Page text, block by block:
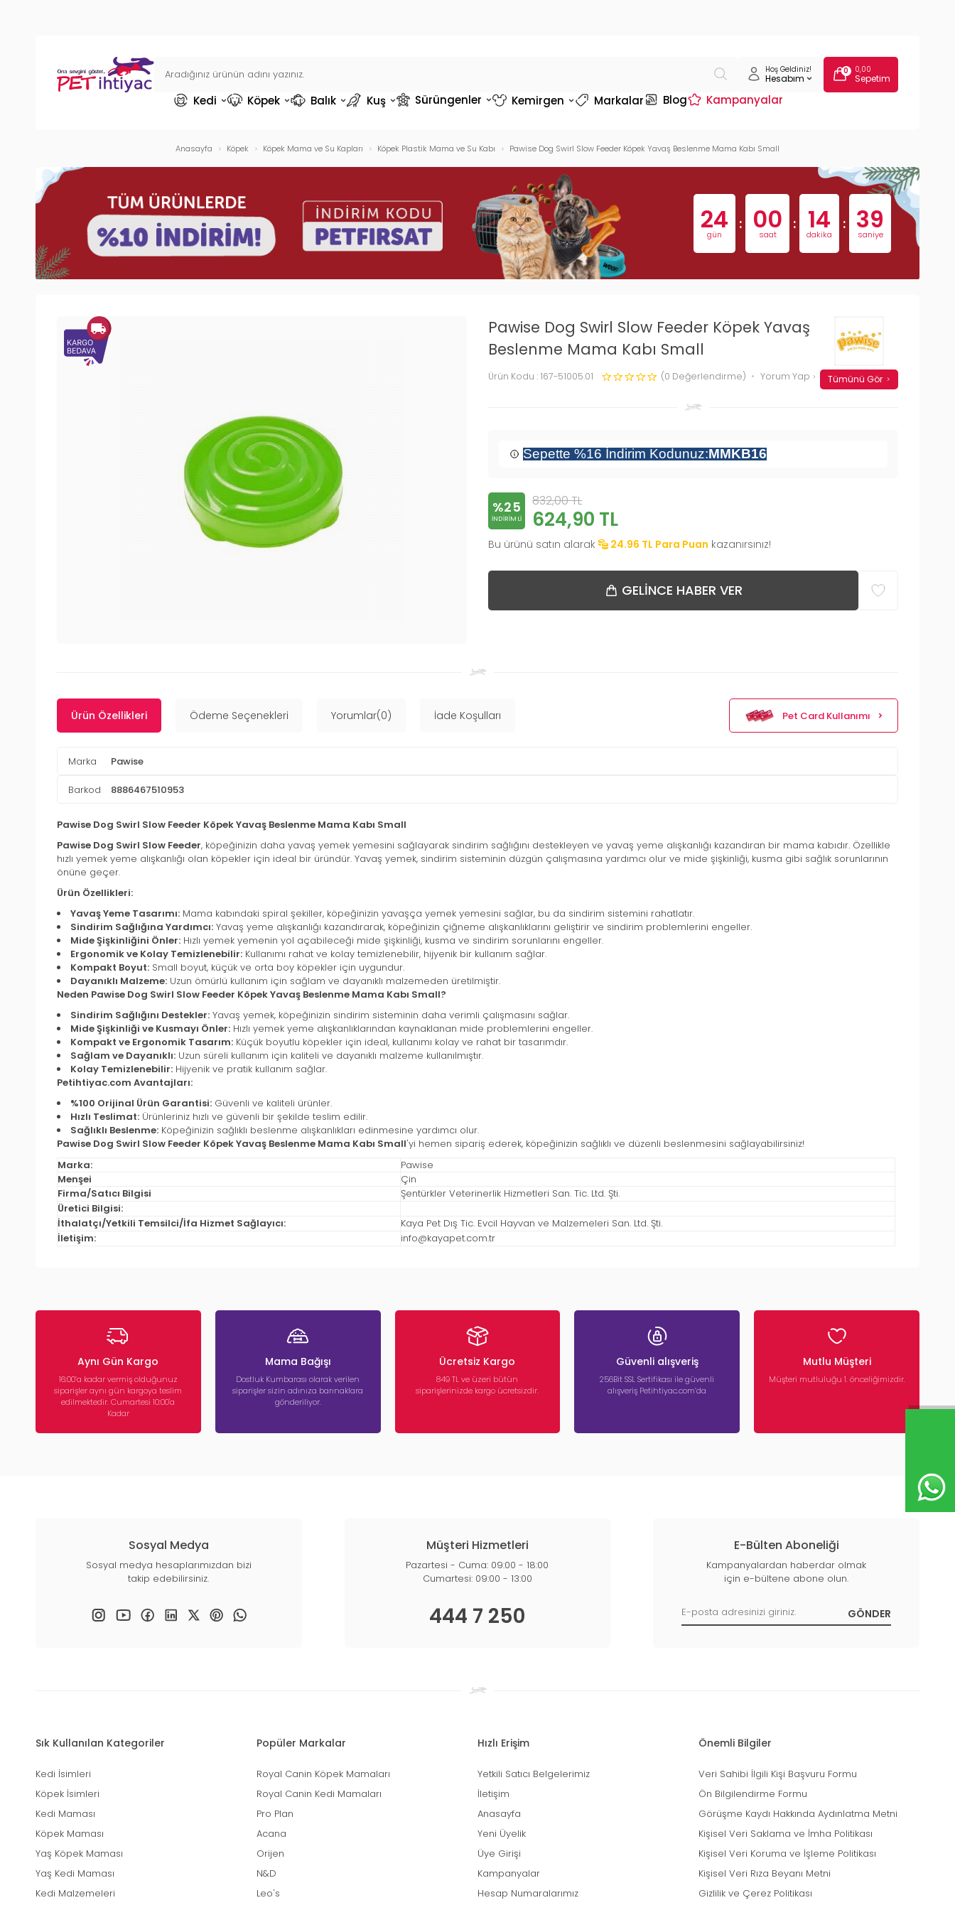
Hoş Geldiniz!
Hesabım
0 0,00
Sepetim
Kedi Köpek Balık Kuş Sürüngenler Kemirgen Markalar Blog Kampanyalar
Anasayfa Köpek Köpek Mama ve Su Kapları Köpek Plastik Mama ve Su Kabı Pawise Dog Swirl Slow Feeder Köpek Yavaş Beslenme Mama Kabı Small
24
gün
: 00
saat
: 14
dakika
: 38
saniye
Pawise Dog Swirl Slow Feeder Köpek Yavaş
Beslenme Mama Kabı Small
Ürün Kodu : 167-51005.01 (0 Değerlendirme) Yorum Yap Tümünü Gör
Sepette %16 İndirim Kodunuz:MMKB16
%25
INDIRIMLI
832,00TL
624,90 TL
Bu ürünü satın alarak 24.96 TL Para Puan kazanırsınız!
GELINCE HABER VER
Ürün Özellikleri Ödeme Seçenekleri Yorumlar(0) İade Koşulları Pet Card Kullanımı
Marka Pawise
Barkod 8886467510953
Pawise Dog Swirl Slow Feeder Köpek Yavaş Beslenme Mama Kabı Small
Pawise Dog Swirl Slow Feeder, köpeğinizin daha yavaş yemek yemesini sağlayarak sindirim sağlığını destekleyen ve yavaş yeme alışkanlığı kazandıran bir mama kabıdır. Özellikle
hızlı yemek yeme alışkanlığı olan köpekler için ideal bir üründür. Yavaş yemek, sindirim sisteminin düzgün çalışmasına yardımcı olur ve mide şişkinliği, kusma gibi sağlık sorunlarının
önüne geçer.
Ürün Özellikleri:
Yavaş Yeme Tasarımı: Mama kabındaki spiral şekiller, köpeğinizin yavaşça yemek yemesini sağlar, bu da sindirim sistemini rahatlatır.
Sindirim Sağlığına Yardımcı: Yavaş yeme alışkanlığı kazandırarak, köpeğinizin çiğneme alışkanlıklarını geliştirir ve sindirim problemlerini engeller.
Mide Şişkinliğini Önler: Hızlı yemek yemenin yol açabileceği mide şişkinliği, kusma ve sindirim sorunlarını engeller.
Ergonomik ve Kolay Temizlenebilir: Kullanımı rahat ve kolay temizlenebilir, hijyenik bir kullanım sağlar.
Kompakt Boyut: Small boyut, küçük ve orta boy köpekler için uygundur.
Dayanıklı Malzeme: Uzun ömürlü kullanım için sağlam ve dayanıklı malzemeden üretilmiştir.
Neden Pawise Dog Swirl Slow Feeder Köpek Yavaş Beslenme Mama Kabı Small?
Sindirim Sağlığını Destekler: Yavaş yemek, köpeğinizin sindirim sisteminin daha verimli çalışmasını sağlar.
Mide Şişkinliği ve Kusmayı Önler: Hızlı yemek yeme alışkanlıklarından kaynaklanan mide problemlerini engeller.
Kompakt ve Ergonomik Tasarım: Küçük boyutlu köpekler için ideal, kullanımı kolay ve rahat bir tasarımdır.
Sağlam ve Dayanıklı: Uzun süreli kullanım için kaliteli ve dayanıklı malzeme kullanılmıştır.
Kolay Temizlenebilir: Hijyenik ve pratik kullanım sağlar.
Petihtiyac.com Avantajları:
%100 Orijinal Ürün Garantisi: Güvenli ve kaliteli ürünler.
Hızlı Teslimat: Ürünleriniz hızlı ve güvenli bir şekilde teslim edilir.
Sağlıklı Beslenme: Köpeğinizin sağlıklı beslenme alışkanlıkları edinmesine yardımcı olur.
Pawise Dog Swirl Slow Feeder Köpek Yavaş Beslenme Mama Kabı Small'yi hemen sipariş ederek, köpeğinizin sağlıklı ve düzenli beslenmesini sağlayabilirsiniz!
Marka:
Pawise
Menşei
Çin
Firma/Satıcı Bilgisi
Şentürkler Veterinerlik Hizmetleri San. Tic. Ltd. Şti.
Üretici Bilgisi:
İthalatçı/Yetkili Temsilci/İfa Hizmet Sağlayıcı:
Kaya Pet Dış Tic. Evcil Hayvan ve Malzemeleri San. Ltd. Şti.
İletişim:
info@kayapet.com.tr
Aynı Gün Kargo
16:00’a kadar vermiş olduğunuz
siparişler aynı gün kargoya teslim
edilmektedir. Cumartesi 10:00'a
Kadar
Mama Bağışı
Dostluk Kumbarası olarak verilen
siparişler sizin adınıza barınaklara
gönderiliyor.
Ücretsiz Kargo
849 TL ve üzeri bütün
siparişlerinizde kargo ücretsizdir.
Güvenli alışveriş
256Bit SSL Sertifikası ile güvenli
alışveriş Petihtiyac.com’da
Mutlu Müşteri
Müşteri mutluluğu 1. önceliğimizdir.
Sosyal Medya
Sosyal medya hesaplarımızdan bizi
takip edebilirsiniz.
Müşteri Hizmetleri
Pazartesi - Cuma: 09:00 - 18:00
Cumartesi: 09:00 - 13:00
444 7 250
E-Bülten Aboneliği
Kampanyalardan haberdar olmak
için e-bültene abone olun.
Sık Kullanılan Kategoriler
Kedi İsimleri
Köpek İsimleri
Kedi Maması
Köpek Maması
Yaş Köpek Maması
Yaş Kedi Maması
Kedi Malzemeleri
Popüler Markalar
Royal Canin Köpek Mamaları
Royal Canin Kedi Mamaları
Pro Plan
Acana
Orijen
N&D
Leo's
Hızlı Erişim
Yetkili Satıcı Belgelerimiz
İletişim
Anasayfa
Yeni Üyelik
Üye Girişi
Kampanyalar
Hesap Numaralarımız
Önemli Bilgiler
Veri Sahibi İlgili Kişi Başvuru Formu
Ön Bilgilendirme Formu
Görüşme Kaydı Hakkında Aydınlatma Metni
Kişisel Veri Saklama ve İmha Politikası
Kişisel Veri Koruma ve İşleme Politikası
Kişisel Veri Rıza Beyanı Metni
Gizlilik ve Çerez Politikası